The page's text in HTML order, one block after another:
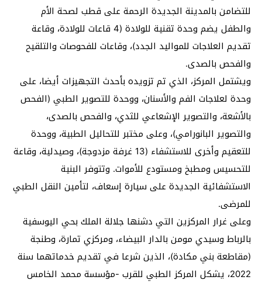
للتضامن بالمدينة الجديدة الرحمة على قطب لصحة الأم
والطفل يضم وحدة تقنية للولادة (4 قاعات للولادة، وقاعة
تقديم العلاجات للمواليد الجدد)، وقاعات للفحوصات والتلقيح
والفحص بالصدى.
ويشتمل المركز، الذي تم تزويده بأحدث التجهيزات أيضا، على
وحدة لعلاجات الفم والأسنان، ووحدة للتصوير الطبي (الفحص
بالأشعة، والتصوير الإشعاعي للثدي، والفحص بالصدى،
والتصوير البانورامي)، وعلى مختبر للتحاليل الطبية، ووحدة
للتعقيم وأخرى للاستشفاء (13 غرفة مزدوجة)، وصيدلية، وقاعة
للتحسيس ومطبخ ومستودع للأموات. وتتوفر البنية
الاستشفائية الجديدة على سيارة إسعاف، لتأمين النقل الطبي
للمرضى.
وعلى غرار المركزين التي دشنها جلالة الملك بحي اليوسفية
بالرباط وسيدي مومن بالدار البيضاء، ومركزي تمارة، وطنجة
(مقاطعة بني مكادة)، الذين شرعا في تقديم خدماتهما سنة
2022، يشكل المركز الطبي للقرب -مؤسسة محمد الخامس